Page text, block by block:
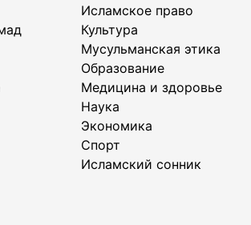
Исламское право
Культура
Мусульманская этика
Образование
Медицина и здоровье
Наука
Экономика
Спорт
Исламский сонник